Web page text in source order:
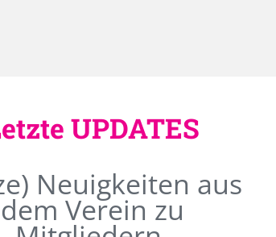
UPDATES
Neuigkeiten aus
dem Verein zu